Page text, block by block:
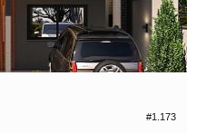
#1.173